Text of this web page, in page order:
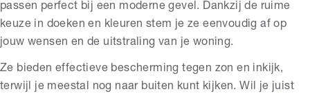
passen perfect bij een moderne gevel. Dankzij de ruime
keuze in doeken en kleuren stem je ze eenvoudig af op
jouw wensen en de uitstraling van je woning.
Ze bieden effectieve bescherming tegen zon en inkijk,
terwijl je meestal nog naar buiten kunt kijken. Wil je juist